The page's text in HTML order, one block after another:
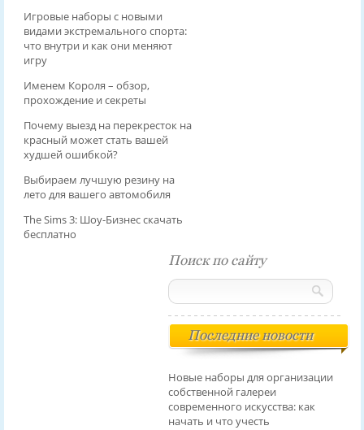
Игровые наборы с новыми
видами экстремального спорта:
что внутри и как они меняют
игру
Именем Короля – обзор,
прохождение и секреты
Почему выезд на перекресток на
красный может стать вашей
худшей ошибкой?
Выбираем лучшую резину на
лето для вашего автомобиля
The Sims 3: Шоу-Бизнес скачать
бесплатно
Поиск по сайту
Последние новости
Новые наборы для организации
собственной галереи
современного искусства: как
начать и что учесть